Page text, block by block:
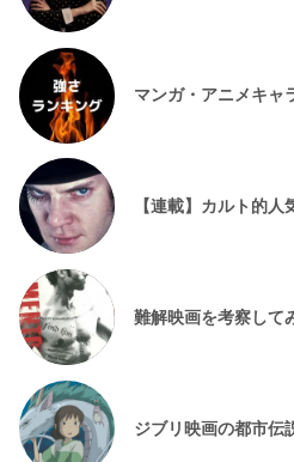
マンガ・アニメキャ
【連載】カルト的
難解映画を考察して
ジブリ映画の都市伝